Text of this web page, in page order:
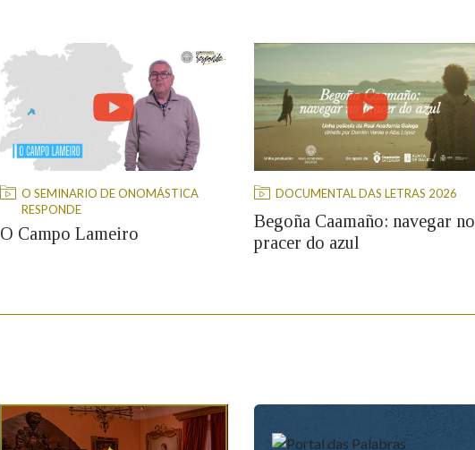
O SEMINARIO DE ONOMÁSTICA
RESPONDE
O Campo Lameiro
DOCUMENTAL DAS LETRAS 2026
Begoña Caamaño: navegar no
pracer do azul